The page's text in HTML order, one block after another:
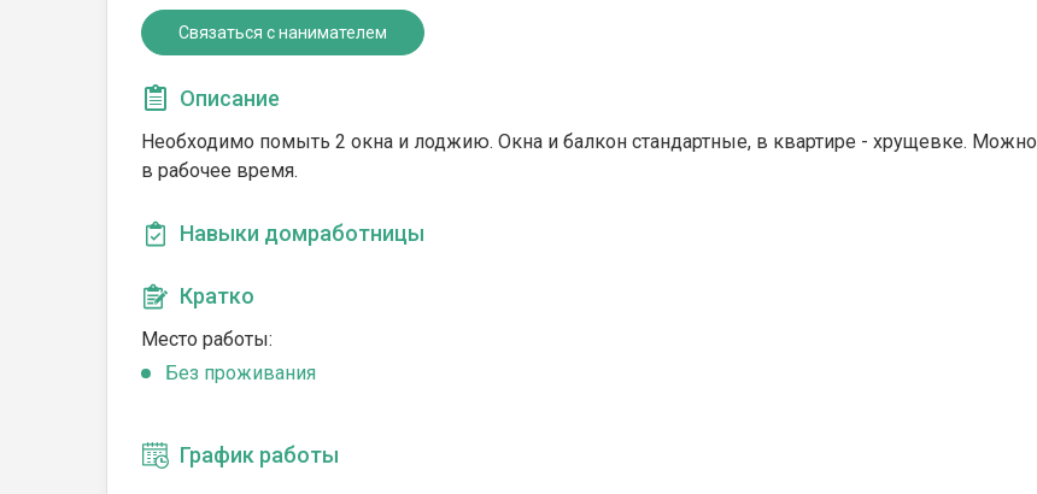
Связаться с нанимателем
Описание
Необходимо помыть 2 окна и лоджию. Окна и балкон стандартные, в квартире - хрущевке. Можно
в рабочее время.
Навыки домработницы
Кратко
Место работы:
Без проживания
График работы